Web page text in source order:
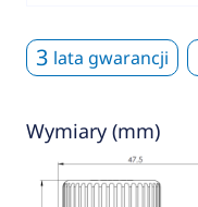
3 lata gwarancji
Wymiary (mm)